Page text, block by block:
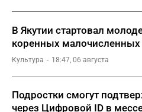
В Якутии стартовал
коренных
Культура 18:47, 06 августа
Подростки смогут
через Цифровой ID в